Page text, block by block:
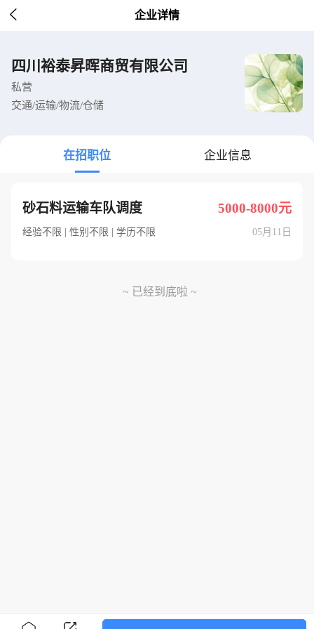
 企业详情
四川裕泰昇晖商贸有限公司
私营
交通/运输/物流/仓储
在招职位 企业信息
砂石料运输车队调度 5000-8000元
经验不限 | 性别不限 | 学历不限 05月11日
~ 已经到底啦 ~